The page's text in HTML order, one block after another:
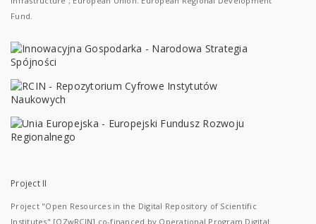
Fund.
Project II
Project "Open Resources in the Digital Repository of Scientific
Institutes" [OZwRCIN] co-financed by Operational Program Digital